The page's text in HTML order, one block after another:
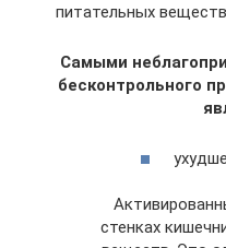
питательных
Самыми
бесконтрольного
стенках